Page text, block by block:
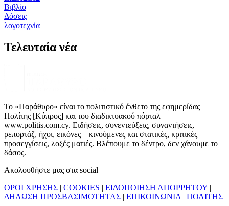
Βιβλίο
Δόσεις
λογοτεχνία
Τελευταία νέα
Το «Παράθυρο» είναι το πολιτιστικό ένθετο της εφημερίδας
Πολίτης [Κύπρος] και του διαδικτυακού πόρταλ
www.politis.com.cy. Ειδήσεις, συνεντεύξεις, συναντήσεις,
ρεπορτάζ, ήχοι, εικόνες – κινούμενες και στατικές, κριτικές
προσεγγίσεις, λοξές ματιές. Βλέπουμε το δέντρο, δεν χάνουμε το
δάσος.
Ακολουθήστε μας στα social
ΟΡΟΙ ΧΡΗΣΗΣ | COOKIES | ΕΙΔΟΠΟΙΗΣΗ ΑΠΟΡΡΗΤΟΥ |
ΔΗΛΩΣΗ ΠΡΟΣΒΑΣΙΜΟΤΗΤΑΣ | ΕΠΙΚΟΙΝΩΝΙΑ | ΠΟΛΙΤΗΣ